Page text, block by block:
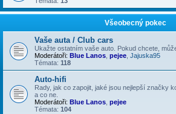
Všeobecný pokec
Vaše auta / Club cars
Ukažte ostatním vaše auto. Pokud chcete,
Moderátoři: Blue Lanos pejee Jajuska95
Témata: 118
Auto-hifi
Rady, jak co zapojit, jaké jsou nejlepší značky
a co ne.
Moderátoři: Blue Lanos pejee
Témata: 104